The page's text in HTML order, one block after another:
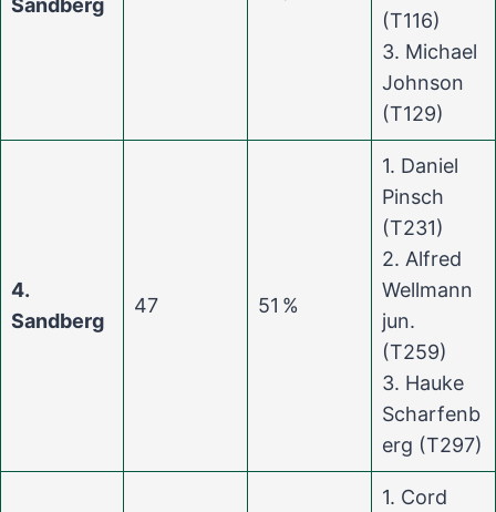
Sandberg
(T116)
3. Michael
Johnson
(T129)
4.
Sandberg
47 51 %
1. Daniel
Pinsch
(T231)
2. Alfred
Wellmann
jun.
(T259)
3. Hauke
Scharfenb
erg (T297)
1. Cord